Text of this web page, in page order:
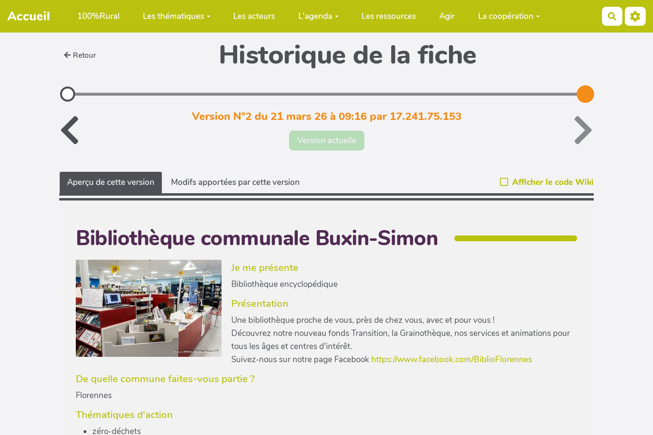
Aller au contenu principal
Accueil 100%Rural Les thématiques Les acteurs L'agenda Les ressources Agir La coopération
Retour Historique de la fiche
Version N°2 du 21 mars 26 à 09:16 par 17.241.75.153
Version actuelle
Aperçu de cette version Modifs apportées par cette version Afficher le code Wiki
Bibliothèque communale Buxin-Simon
Je me présente
Bibliothèque encyclopédique
Présentation
Une bibliothèque proche de vous, près de chez vous, avec et pour vous !
Découvrez notre nouveau fonds Transition, la Grainothèque, nos services et animations pour
tous les âges et centres d'intérêt.
Suivez-nous sur notre page Facebook https://www.facebook.com/BiblioFlorennes
De quelle commune faites-vous partie ?
Florennes
Thématiques d'action
zéro-déchets